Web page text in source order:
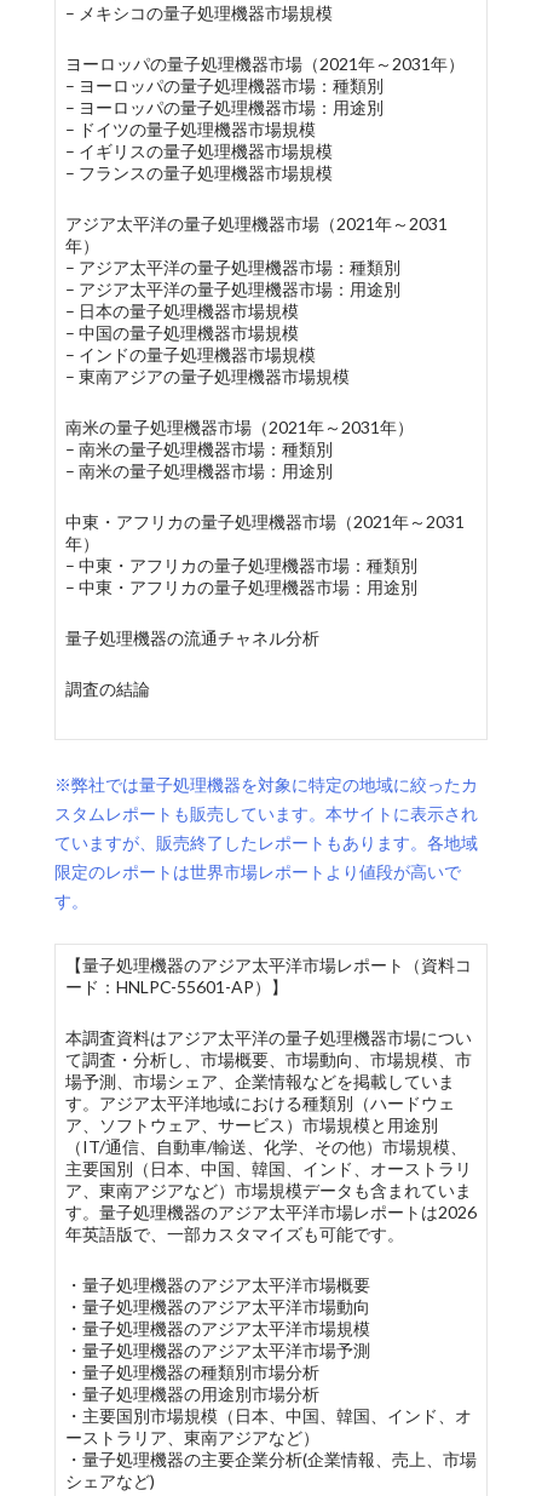
– メキシコの量子処理機器市場規模
ヨーロッパの量子処理機器市場（2021年～2031年）
– ヨーロッパの量子処理機器市場：種類別
– ヨーロッパの量子処理機器市場：用途別
– ドイツの量子処理機器市場規模
– イギリスの量子処理機器市場規模
– フランスの量子処理機器市場規模
アジア太平洋の量子処理機器市場（2021年～2031
年）
– アジア太平洋の量子処理機器市場：種類別
– アジア太平洋の量子処理機器市場：用途別
– 日本の量子処理機器市場規模
– 中国の量子処理機器市場規模
– インドの量子処理機器市場規模
– 東南アジアの量子処理機器市場規模
南米の量子処理機器市場（2021年～2031年）
– 南米の量子処理機器市場：種類別
– 南米の量子処理機器市場：用途別
中東・アフリカの量子処理機器市場（2021年～2031
年）
– 中東・アフリカの量子処理機器市場：種類別
– 中東・アフリカの量子処理機器市場：用途別
量子処理機器の流通チャネル分析
調査の結論
※弊社では量子処理機器を対象に特定の地域に絞ったカ
スタムレポートも販売しています。本サイトに表示され
ていますが、販売終了したレポートもあります。各地域
限定のレポートは世界市場レポートより値段が高いで
す。
【量子処理機器のアジア太平洋市場レポート（資料コ
ード：HNLPC-55601-AP）】
本調査資料はアジア太平洋の量子処理機器市場につい
て調査・分析し、市場概要、市場動向、市場規模、市
場予測、市場シェア、企業情報などを掲載していま
す。アジア太平洋地域における種類別（ハードウェ
ア、ソフトウェア、サービス）市場規模と用途別
（IT/通信、自動車/輸送、化学、その他）市場規模、
主要国別（日本、中国、韓国、インド、オーストラリ
ア、東南アジアなど）市場規模データも含まれていま
す。量子処理機器のアジア太平洋市場レポートは2026
年英語版で、一部カスタマイズも可能です。
・量子処理機器のアジア太平洋市場概要
・量子処理機器のアジア太平洋市場動向
・量子処理機器のアジア太平洋市場規模
・量子処理機器のアジア太平洋市場予測
・量子処理機器の種類別市場分析
・量子処理機器の用途別市場分析
・主要国別市場規模（日本、中国、韓国、インド、オ
ーストラリア、東南アジアなど）
・量子処理機器の主要企業分析(企業情報、売上、市場
シェアなど)